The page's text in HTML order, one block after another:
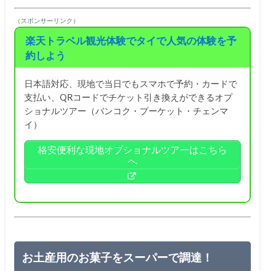
（スポンサーリンク）
楽天トラベル観光体験でタイで人気の体験を予
約しよう
日本語対応、現地で当日でもスマホで予約・カードで
支払い、QRコードでチケット引き換えができるオプ
ショナルツアー（バンコク・プーケット・チェンマ
イ）
格安便利な現地オプショナルツアーはこちら
へ
お土産用のお菓子をスーパーで調達！